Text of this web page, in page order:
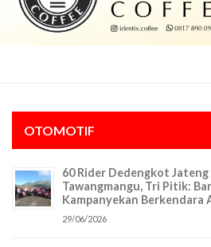
OTOMOTIF
60 Rider Dedengkot
Tawangmangu, Tri Pitik:
Kampanyekan Berkendara
29/06/2026